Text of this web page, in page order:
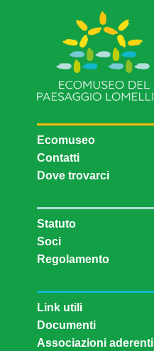
Ecomuseo
Contatti
Dove trovarci
Statuto
Soci
Regolamento
Link utili
Documenti
Associazioni aderenti